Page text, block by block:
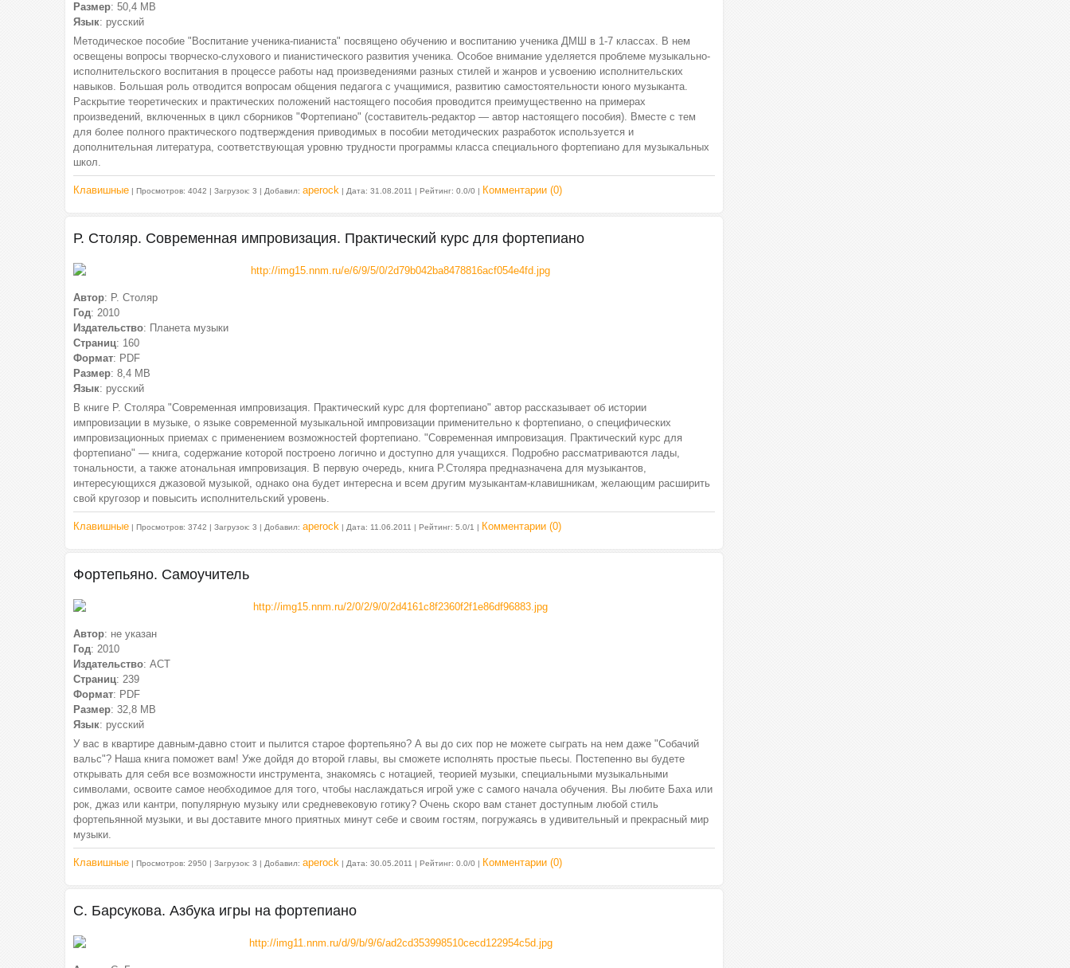
Размер: 50,4 МВ
Язык: русский
Методическое пособие "Воспитание ученика-пианиста" посвящено обучению и воспитанию ученика ДМШ в 1-7 классах. В нем
освещены вопросы творческо-слухового и пианистического развития ученика. Особое внимание уделяется проблеме музыкально-
исполнительского воспитания в процессе работы над произведениями разных стилей и жанров и усвоению исполнительских
навыков. Большая роль отводится вопросам общения педагога с учащимися, развитию самостоятельности юного музыканта.
Раскрытие теоретических и практических положений настоящего пособия проводится преимущественно на примерах
произведений, включенных в цикл сборников "Фортепиано" (составитель-редактор — автор настоящего пособия). Вместе с тем
для более полного практического подтверждения приводимых в пособии методических разработок используется и
дополнительная литература, соответствующая уровню трудности программы класса специального фортепиано для музыкальных
школ.
Клавишные | Просмотров: 4042 | Загрузок: 3 | Добавил: aperock | Дата: 31.08.2011 | Рейтинг: 0.0/0 | Комментарии (0)
Р. Столяр. Современная импровизация. Практический курс для фортепиано
Автор: Р. Столяр
Год: 2010
Издательство: Планета музыки
Страниц: 160
Формат: PDF
Размер: 8,4 МВ
Язык: русский
В книге Р. Столяра "Современная импровизация. Практический курс для фортепиано" автор рассказывает об истории
импровизации в музыке, о языке современной музыкальной импровизации применительно к фортепиано, о специфических
импровизационных приемах с применением возможностей фортепиано. "Современная импровизация. Практический курс для
фортепиано" — книга, содержание которой построено логично и доступно для учащихся. Подробно рассматриваются лады,
тональности, а также атональная импровизация. В первую очередь, книга Р.Столяра предназначена для музыкантов,
интересующихся джазовой музыкой, однако она будет интересна и всем другим музыкантам-клавишникам, желающим расширить
свой кругозор и повысить исполнительский уровень.
Клавишные | Просмотров: 3742 | Загрузок: 3 | Добавил: aperock | Дата: 11.06.2011 | Рейтинг: 5.0/1 | Комментарии (0)
Фортепьяно. Самоучитель
Автор: не указан
Год: 2010
Издательство: АСТ
Страниц: 239
Формат: PDF
Размер: 32,8 МВ
Язык: русский
У вас в квартире давным-давно стоит и пылится старое фортепьяно? А вы до сих пор не можете сыграть на нем даже "Собачий
вальс"? Наша книга поможет вам! Уже дойдя до второй главы, вы сможете исполнять простые пьесы. Постепенно вы будете
открывать для себя все возможности инструмента, знакомясь с нотацией, теорией музыки, специальными музыкальными
символами, освоите самое необходимое для того, чтобы наслаждаться игрой уже с самого начала обучения. Вы любите Баха или
рок, джаз или кантри, популярную музыку или средневековую готику? Очень скоро вам станет доступным любой стиль
фортепьянной музыки, и вы доставите много приятных минут себе и своим гостям, погружаясь в удивительный и прекрасный мир
музыки.
Клавишные | Просмотров: 2950 | Загрузок: 3 | Добавил: aperock | Дата: 30.05.2011 | Рейтинг: 0.0/0 | Комментарии (0)
С. Барсукова. Азбука игры на фортепиано